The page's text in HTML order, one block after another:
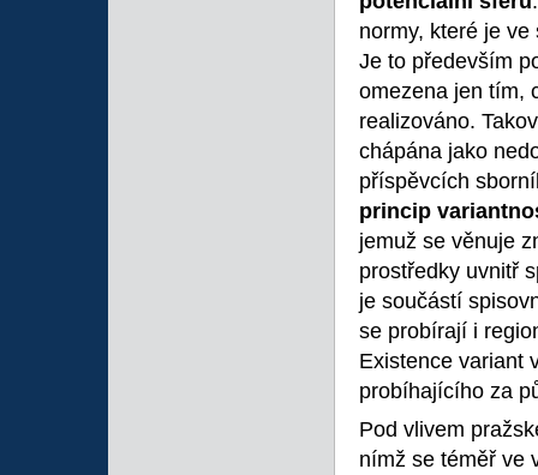
normy, které je
Je to především
omezena jen tím,
realizováno.
chápána jako
příspěvcích
princip
jemuž se věnuje
prostředky uvnitř
je součástí
se probírají i
Existence variant
probíhajícího za
Pod vlivem
nímž se téměř ve